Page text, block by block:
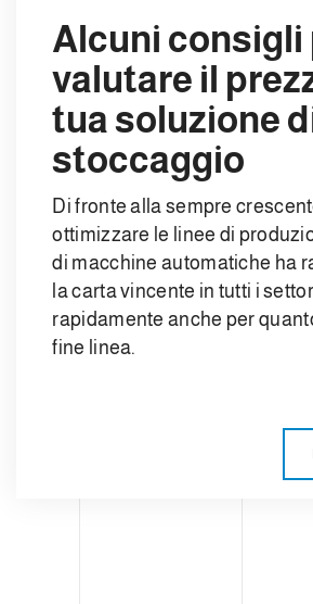
Alcuni consigli
valutare il
tua soluzione
stoccaggio
Di fronte alla sempre
ottimizzare le linee di
di macchine automatiche ha
la carta vincente in tutti i
rapidamente anche per
fine linea.